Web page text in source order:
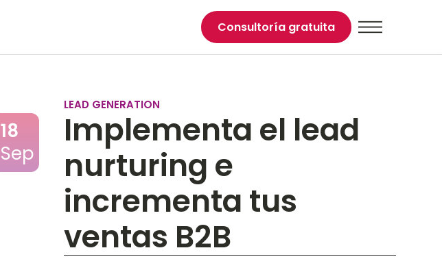
Consultoría gratuita
18
Sep
LEAD GENERATION
Implementa el lead
nurturing e
incrementa tus
ventas B2B